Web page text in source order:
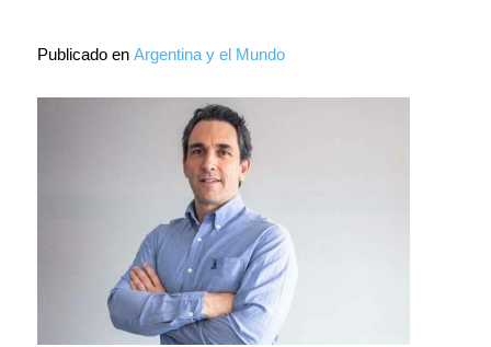
Publicado en Argentina y el Mundo